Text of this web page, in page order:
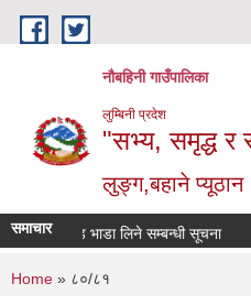
Skip to main content
नौबहिनी गाउँपालिका
लुम्बिनी प्रदेश
"सभ्य, समृद्ध र
लुङ्ग,बहाने प्यूठान
समाचारगाडि भाडा लिने सम्बन्धी सूचना
You are here
Home » ८०/८१